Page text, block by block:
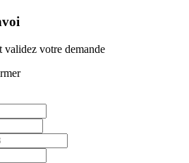
votre demande